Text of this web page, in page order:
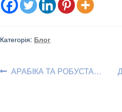
Категорія: Блог
Навігація
Попередні
АРАБІКА ТА РОБУСТА…